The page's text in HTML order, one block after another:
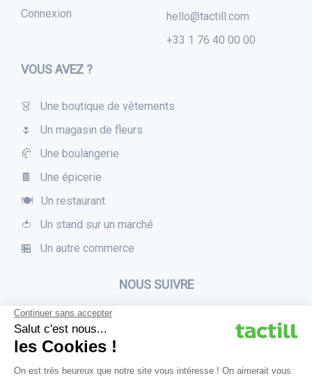
Connexion
hello@tactill.com
+33 1 76 40 00 00
VOUS AVEZ ?
👗 Une boutique de vêtements
🌷 Un magasin de fleurs
🥐 Une boulangerie
🍫 Une épicerie
🍽 Un restaurant
🍅 Un stand sur un marché
🏪 Un autre commerce
NOUS SUIVRE